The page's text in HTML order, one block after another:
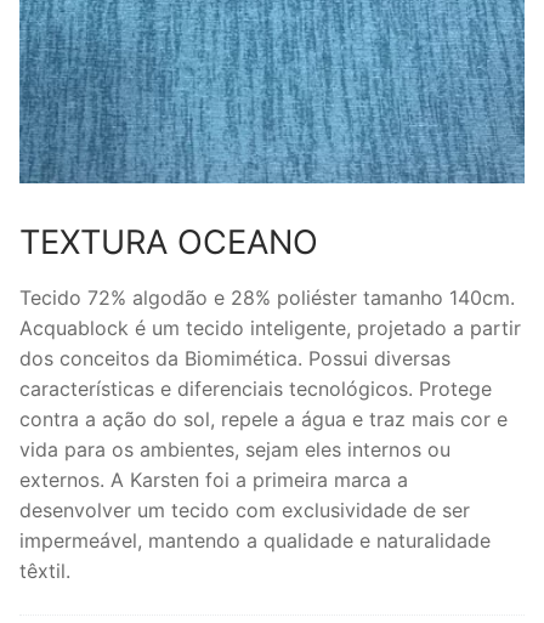
TEXTURA OCEANO
Tecido 72% algodão e 28% poliéster tamanho 140cm.
Acquablock é um tecido inteligente, projetado a partir
dos conceitos da Biomimética. Possui diversas
características e diferenciais tecnológicos. Protege
contra a ação do sol, repele a água e traz mais cor e
vida para os ambientes, sejam eles internos ou
externos. A Karsten foi a primeira marca a
desenvolver um tecido com exclusividade de ser
impermeável, mantendo a qualidade e naturalidade
têxtil.